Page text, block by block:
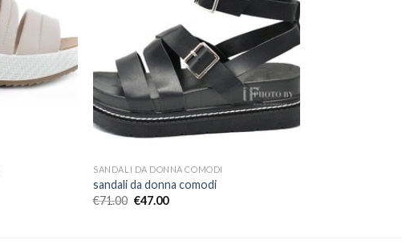
SANDALI DA DONNA COMODI
sandali da donna comodi
€71.00 €47.00